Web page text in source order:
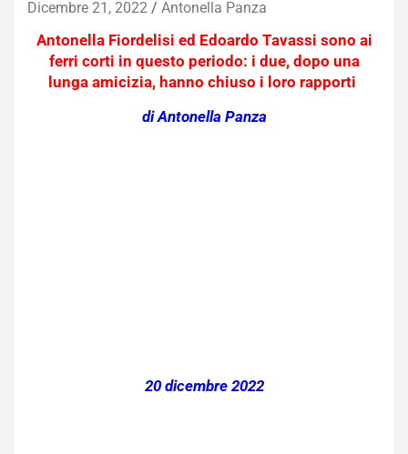
Dicembre 21, 2022 Antonella Panza
Antonella Fiordelisi ed Edoardo Tavassi sono ai
ferri corti in questo periodo: i due, dopo una
lunga amicizia, hanno chiuso i loro rapporti
di Antonella Panza
20 dicembre 2022